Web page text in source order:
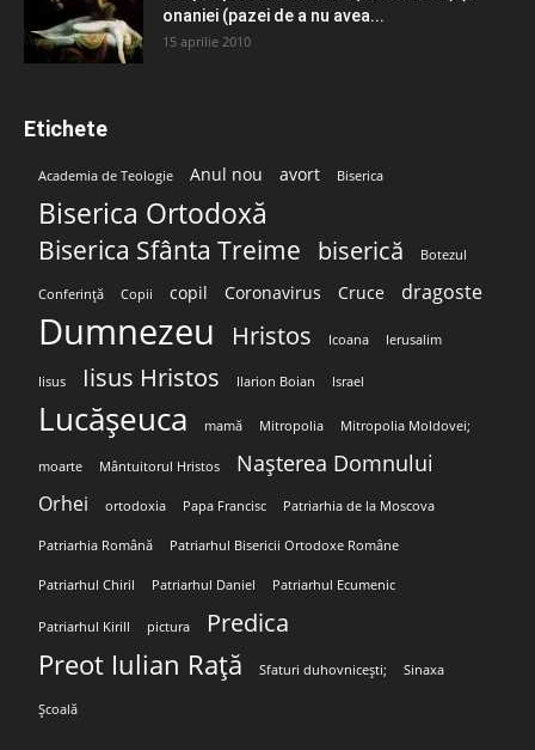
onaniei (pazei de a nu avea...
15 aprilie 2010
Etichete
Academia de Teologie Anul nou avort Biserica
Biserica Ortodoxă
Biserica Sfânta Treime biserică Botezul
Conferință Copii copil Coronavirus Cruce dragoste
Dumnezeu Hristos Icoana Ierusalim
Iisus Iisus Hristos Ilarion Boian Israel
Lucășeuca mamă Mitropolia Mitropolia Moldovei;
moarte Mântuitorul Hristos Nașterea Domnului
Orhei ortodoxia Papa Francisc Patriarhia de la Moscova
Patriarhia Română Patriarhul Bisericii Ortodoxe Române
Patriarhul Chiril Patriarhul Daniel Patriarhul Ecumenic
Patriarhul Kirill pictura Predica
Preot Iulian Rață Sfaturi duhovnicești; Sinaxa
Școală